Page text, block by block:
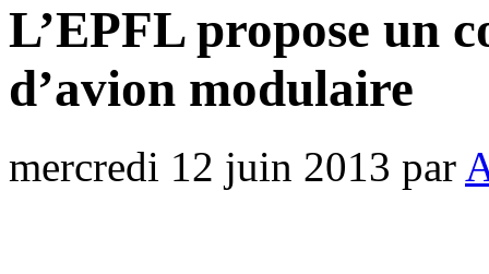
L’EPFL propose un
d’avion modulaire
mercredi 12 juin 2013 par